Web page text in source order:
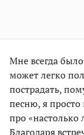
Мне всегда
может легко
пострадать,
песню, я просто
про «настолько
Благодаря